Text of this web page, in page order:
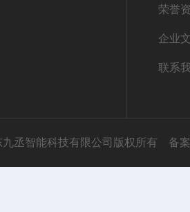
荣誉
企业
联系
丞智能科技有限公司版权所有 备